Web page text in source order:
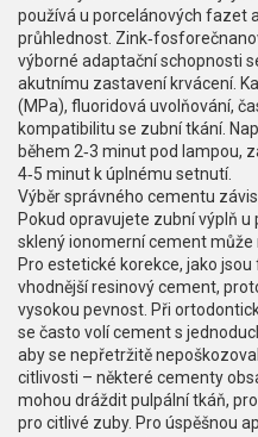
používá u porcelánových fazet
průhlednost.
výborné adaptační schopnosti
akutnímu zastavení krvácení.
(MPa), fluoridová uvolňování,
kompatibilitu se zubní tkání.
během 2‑3 minut pod lampou,
4‑5 minut k úplnému setnutí.
Výběr správného cementu
Pokud opravujete zubní výplň
sklený ionomerní cement může
Pro estetické korekce, jako
vhodnější resinový cement,
vysokou pevnost. Při
se často volí cement s
aby se nepřetržitě
citlivosti – některé cementy
mohou dráždit pulpální tkáň,
pro citlivé zuby. Pro úspěšnou